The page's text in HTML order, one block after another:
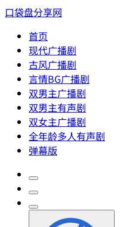
口袋盘分享网
首页
现代广播剧
古风广播剧
言情BG广播剧
双男主广播剧
双男主有声剧
双女主广播剧
全年龄多人有声剧
弹幕版